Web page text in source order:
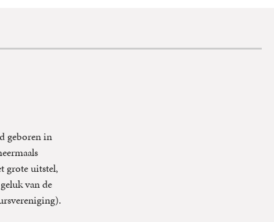
geboren in
grote uitstel,
van de